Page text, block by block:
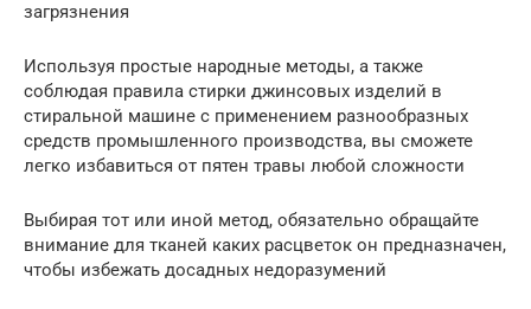
загрязнения
Используя простые народные методы, а также
соблюдая правила стирки джинсовых изделий в
стиральной машине с применением разнообразных
средств промышленного производства, вы сможете
легко избавиться от пятен травы любой сложности
Выбирая тот или иной метод, обязательно обращайте
внимание для тканей каких расцветок он предназначен,
чтобы избежать досадных недоразумений